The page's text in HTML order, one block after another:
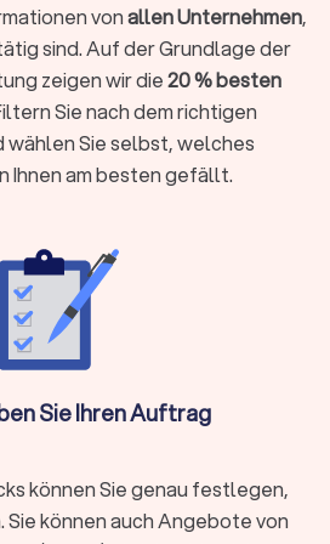
oder
oft günstiger als eine komplette
3-Zimmer-Wohnung. Einige
zur Verfügung. Die Kosten
€ 200,-, abhängig vom Volumen und
Anbieter bieten eine
eine Entrümpelung?
des Haushalts oder
Auch Messie-Wohnungen oder
meist einenRundum-Service:
über Abtransport und
vonallen Unternehmen,
sind. Auf der Grundlage der
zeigen wir die20 % besten
Sie nach dem richtigen
wählen Sie selbst, welches
Ihnen am besten gefällt.
Sie Ihren Auftrag
können Sie genau festlegen,
Sie können auch Angebote von